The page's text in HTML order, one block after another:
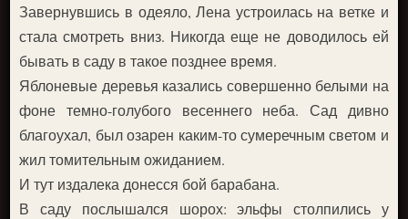
Завернувшись в одеяло, Лена устроилась на ветке и
стала смотреть вниз. Никогда еще не доводилось ей
бывать в саду в такое позднее время.
Яблоневые деревья казались совершенно белыми на
фоне темно-голубого весеннего неба. Сад дивно
благоухал, был озарен каким-то сумеречным светом и
жил томительным ожиданием.
И тут издалека донесся бой барабана.
В саду послышался шорох: эльфы столпились у